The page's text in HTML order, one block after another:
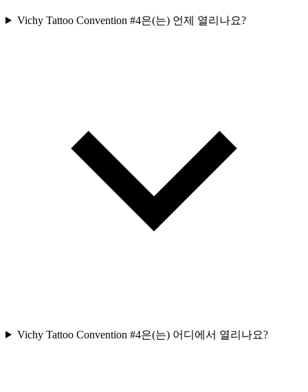
Vichy Tattoo Convention #4은(는) 언제 열리나요?
Vichy Tattoo Convention #4은(는) 어디에서 열리나요?